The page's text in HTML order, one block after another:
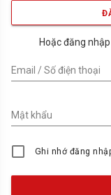
Hoặc đăng
Email / Số điện thoại
Mật khẩu
Ghi nhớ đăng